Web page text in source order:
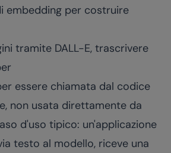
embedding per costruire
tramite DALL-E, trascrivere
essere chiamata dal codice
non usata direttamente da
d'uso tipico: un'applicazione
testo al modello, riceve una